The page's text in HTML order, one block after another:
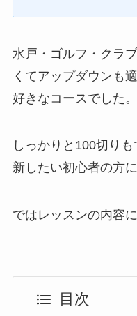
水戸・ゴルフ・クラ
くてアップダウンも
好きなコースでした。
しっかりと100切り
新したい初心者の方
ではレッスンの内容
目次